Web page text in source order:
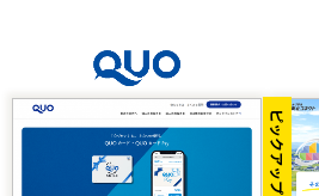
ピックアップ